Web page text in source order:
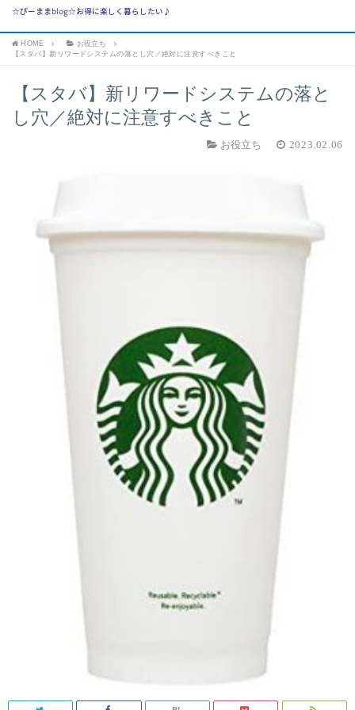
☆ぴーままblog☆お得に楽しく暮らしたい♪
HOME
お役立ち
【スタバ】新リワードシステムの落とし穴／絶対に注意すべきこと
【スタバ】新リワードシステムの落と
し穴／絶対に注意すべきこと
お役立ち 2023.02.06